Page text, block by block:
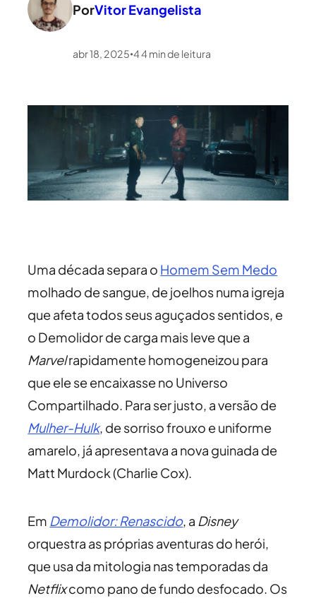
PorVitor Evangelista
abr 18, 2025 •44min de leitura
Uma década separa o Homem Sem Medo
molhado de sangue, de joelhos numa igreja
que afeta todos seus aguçados sentidos, e
o Demolidor de carga mais leve que a
Marvelrapidamente homogeneizou para
que ele se encaixasse no Universo
Compartilhado. Para ser justo, a versão de
Mulher-Hulk, de sorriso frouxo e uniforme
amarelo, já apresentava a nova guinada de
Matt Murdock (Charlie Cox).
Em Demolidor: Renascido, a Disney
orquestra as próprias aventuras do herói,
que usa da mitologia nas temporadas da
Netflixcomo pano de fundo desfocado. Os